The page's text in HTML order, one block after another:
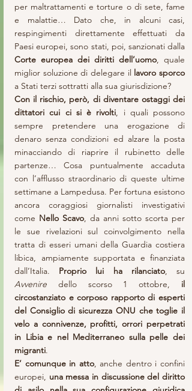
per maltrattamenti e torture o di sete, fame
e malattie… Dato che, in alcuni casi,
respingimenti direttamente effettuati da
Corte europea dei diritti dell’uomo, quale
miglior soluzione di delegare il lavoro sporco
a Stati terzi sottratti alla sua giurisdizione?
Con il rischio, però, di diventare ostaggi dei
dittatori cui ci si è rivolti, i quali possono
sempre pretendere una erogazione di
denaro senza condizioni ed alzare la posta
minacciando di riaprire il rubinetto delle
partenze… Cosa puntualmente accaduta
con l’afflusso straordinario di queste ultime
settimane a Lampedusa. Per fortuna esistono
ancora coraggiosi giornalisti investigativi
come Nello Scavo, da anni sotto scorta per
le sue rivelazioni sul coinvolgimento nella
tratta di esseri umani della Guardia costiera
libica, ampiamente supportata e finanziata
dall’Italia. Proprio lui ha rilanciato
Avvenire dello scorso 1 ottobre, il
circostanziato e corposo rapporto di esperti
del Consiglio di sicurezza ONU che toglie il
velo a connivenze, profitti, orrori perpetrati
in Libia e nel Mediterraneo sulla pelle dei
migranti.
E’ comunque in atto, anche dentro i confini
europei, una messa in discussione del diritto